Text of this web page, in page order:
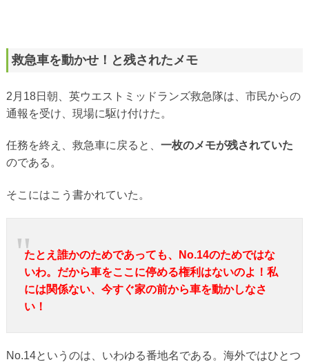
救急車を動かせ！と残されたメモ
2月18日朝、英ウエストミッドランズ救急隊は、市民からの
通報を受け、現場に駆け付けた。
任務を終え、救急車に戻ると、 一枚のメモが残されていた
のである。
そこにはこう書かれていた。
たとえ誰かのためであっても、No.14のためではな
いわ。だから車をここに停める権利はないのよ！私
には関係ない、今すぐ家の前から車を動かしなさ
い！
No.14というのは、いわゆる番地名である。海外ではひとつ